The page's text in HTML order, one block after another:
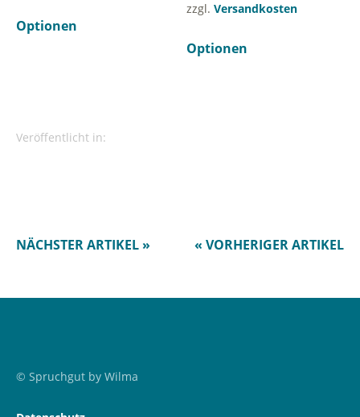
Optionen
zzgl.Versandkosten
Optionen
Veröffentlicht in:
NÄCHSTER ARTIKEL » « VORHERIGER ARTIKEL
© Spruchgut by Wilma